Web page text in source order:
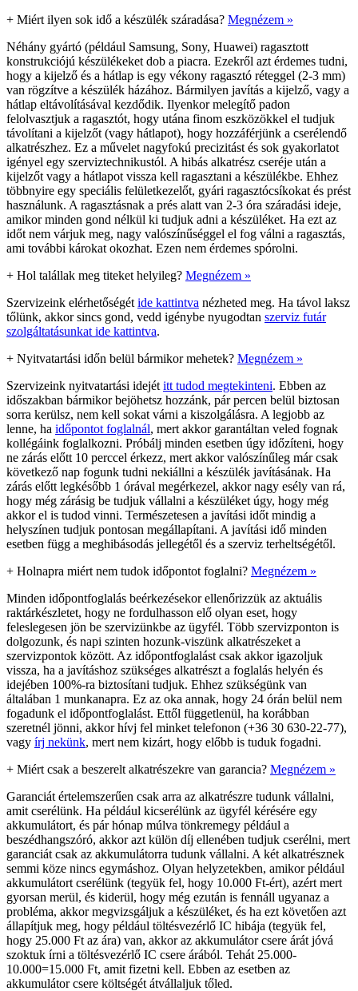
+ Miért ilyen sok idő a készülék száradása? Megnézem »
Néhány gyártó (például Samsung, Sony, Huawei) ragasztott
konstrukciójú készülékeket dob a piacra. Ezekről azt érdemes tudni,
hogy a kijelző és a hátlap is egy vékony ragasztó réteggel (2-3 mm)
van rögzítve a készülék házához. Bármilyen javítás a kijelző, vagy a
hátlap eltávolításával kezdődik. Ilyenkor melegítő padon
felolvasztjuk a ragasztót, hogy utána finom eszközökkel el tudjuk
távolítani a kijelzőt (vagy hátlapot), hogy hozzáférjünk a cserélendő
alkatrészhez. Ez a művelet nagyfokú precizitást és sok gyakorlatot
igényel egy szerviztechnikustól. A hibás alkatrész cseréje után a
kijelzőt vagy a hátlapot vissza kell ragasztani a készülékbe. Ehhez
többnyire egy speciális felületkezelőt, gyári ragasztócsíkokat és prést
használunk. A ragasztásnak a prés alatt van 2-3 óra száradási ideje,
amikor minden gond nélkül ki tudjuk adni a készüléket. Ha ezt az
időt nem várjuk meg, nagy valószínűséggel el fog válni a ragasztás,
ami további károkat okozhat. Ezen nem érdemes spórolni.
+ Hol talállak meg titeket helyileg? Megnézem »
Szervizeink elérhetőségét ide kattintva nézheted meg. Ha távol laksz
tőlünk, akkor sincs gond, vedd igénybe nyugodtan szerviz futár
szolgáltatásunkat ide kattintva.
+ Nyitvatartási időn belül bármikor mehetek? Megnézem »
Szervizeink nyitvatartási idejét itt tudod megtekinteni. Ebben az
időszakban bármikor bejöhetsz hozzánk, pár percen belül biztosan
sorra kerülsz, nem kell sokat várni a kiszolgálásra. A legjobb az
lenne, ha időpontot foglalnál, mert akkor garantáltan veled fognak
kollégáink foglalkozni. Próbálj minden esetben úgy időzíteni, hogy
ne zárás előtt 10 perccel érkezz, mert akkor valószínűleg már csak
következő nap fogunk tudni nekiállni a készülék javításának. Ha
zárás előtt legkésőbb 1 órával megérkezel, akkor nagy esély van rá,
hogy még zárásig be tudjuk vállalni a készüléket úgy, hogy még
akkor el is tudod vinni. Természetesen a javítási időt mindig a
helyszínen tudjuk pontosan megállapítani. A javítási idő minden
esetben függ a meghibásodás jellegétől és a szerviz terheltségétől.
+ Holnapra miért nem tudok időpontot foglalni? Megnézem »
Minden időpontfoglalás beérkezésekor ellenőrizzük az aktuális
raktárkészletet, hogy ne fordulhasson elő olyan eset, hogy
feleslegesen jön be szervizünkbe az ügyfél. Több szervizponton is
dolgozunk, és napi szinten hozunk-viszünk alkatrészeket a
szervizpontok között. Az időpontfoglalást csak akkor igazoljuk
vissza, ha a javításhoz szükséges alkatrészt a foglalás helyén és
idejében 100%-ra biztosítani tudjuk. Ehhez szükségünk van
általában 1 munkanapra. Ez az oka annak, hogy 24 órán belül nem
fogadunk el időpontfoglalást. Ettől függetlenül, ha korábban
szeretnél jönni, akkor hívj fel minket telefonon (+36 30 630-22-77),
vagy írj nekünk, mert nem kizárt, hogy előbb is tuduk fogadni.
+ Miért csak a beszerelt alkatrészekre van garancia? Megnézem »
Garanciát értelemszerűen csak arra az alkatrészre tudunk vállalni,
amit cserélünk. Ha például kicserélünk az ügyfél kérésére egy
akkumulátort, és pár hónap múlva tönkremegy például a
beszédhangszóró, akkor azt külön díj ellenében tudjuk cserélni, mert
garanciát csak az akkumulátorra tudunk vállalni. A két alkatrésznek
semmi köze nincs egymáshoz. Olyan helyzetekben, amikor például
akkumulátort cserélünk (tegyük fel, hogy 10.000 Ft-ért), azért mert
gyorsan merül, és kiderül, hogy még ezután is fennáll ugyanaz a
probléma, akkor megvizsgáljuk a készüléket, és ha ezt követően azt
állapítjuk meg, hogy például töltésvezérlő IC hibája (tegyük fel,
hogy 25.000 Ft az ára) van, akkor az akkumulátor csere árát jóvá
szoktuk írni a töltésvezérlő IC csere árából. Tehát 25.000-
10.000=15.000 Ft, amit fizetni kell. Ebben az esetben az
akkumulátor csere költségét átvállaljuk tőled.